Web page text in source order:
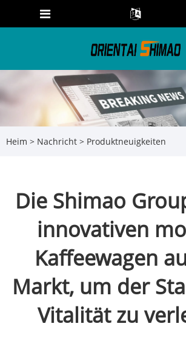
Heim > Nachricht > Produktneuigkeiten
Die Shimao
innovativen
Kaffeewagen
Markt, um der
Vitalität zu